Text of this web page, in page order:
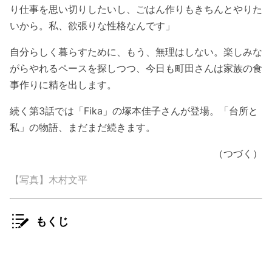
り仕事を思い切りしたいし、ごはん作りもきちんとやりた
いから。私、欲張りな性格なんです」
自分らしく暮らすために、もう、無理はしない。楽しみな
がらやれるペースを探しつつ、今日も町田さんは家族の食
事作りに精を出します。
続く第3話では「Fika」の塚本佳子さんが登場。「台所と
私」の物語、まだまだ続きます。
（つづく）
【写真】木村文平
もくじ